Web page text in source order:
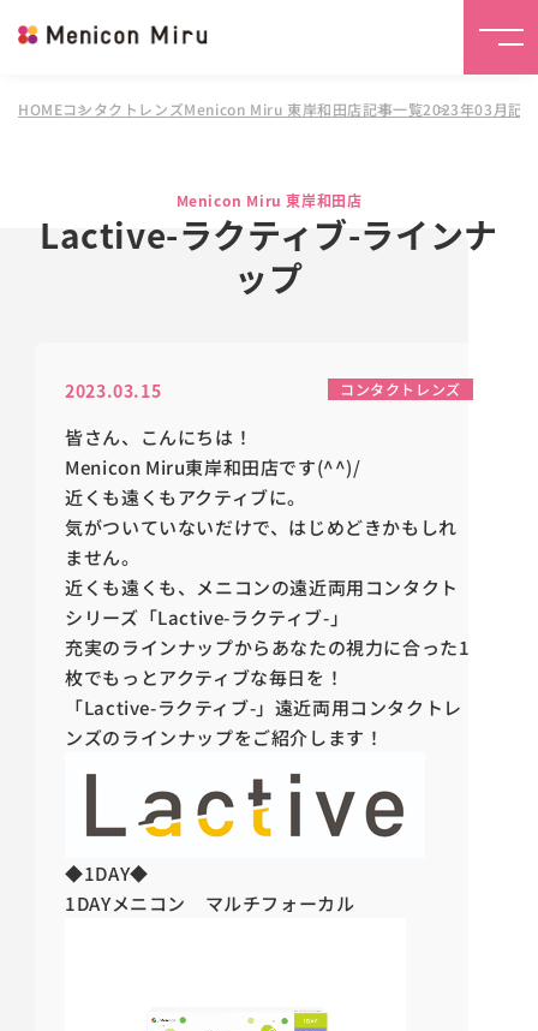
HOMEコンタクトレンズMenicon Miru 東岸和田店記事一覧2023年03月記
Menicon Miru 東岸和田店
Lactive-ラクティブ-ラインナ
ップ
2023.03.15 コンタクトレンズ
皆さん、こんにちは！
Menicon Miru東岸和田店です(^^)/
近くも遠くもアクティブに。
気がついていないだけで、はじめどきかもしれ
ません。
近くも遠くも、メニコンの遠近両用コンタクト
シリーズ「Lactive-ラクティブ-」
充実のラインナップからあなたの視力に合った1
枚でもっとアクティブな毎日を！
「Lactive-ラクティブ-」遠近両用コンタクトレ
ンズのラインナップをご紹介します！
◆1DAY◆
1DAYメニコン マルチフォーカル